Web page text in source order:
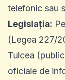
telefonic sau
Legislația:
(Legea 227/
Tulcea
oficiale de